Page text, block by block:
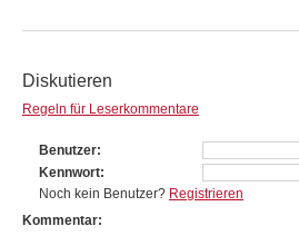
Diskutieren
Regeln für Leserkommentare
Benutzer
Kennwort
Noch kein Benutzer? Registrieren
Kommentar